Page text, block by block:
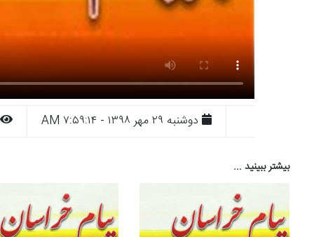
دوشنبه ۲۹ مهر ۱۳۹۸ - ۷:۵۹:۱۴ AM
بیشتر ببینید ...